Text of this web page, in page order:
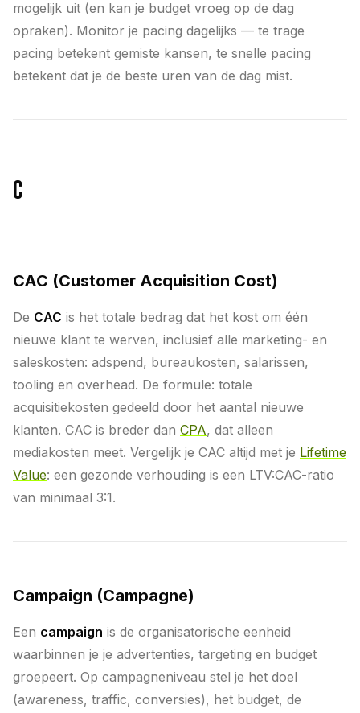
mogelijk uit (en kan je budget vroeg op de dag
opraken). Monitor je pacing dagelijks — te trage
pacing betekent gemiste kansen, te snelle pacing
betekent dat je de beste uren van de dag mist.
C
CAC (Customer Acquisition Cost)
De CAC is het totale bedrag dat het kost om één
nieuwe klant te werven, inclusief alle marketing- en
saleskosten: adspend, bureaukosten, salarissen,
tooling en overhead. De formule: totale
acquisitiekosten gedeeld door het aantal nieuwe
klanten. CAC is breder dan CPA, dat alleen
mediakosten meet. Vergelijk je CAC altijd met je Lifetime
Value: een gezonde verhouding is een LTV:CAC-ratio
van minimaal 3:1.
Campaign (Campagne)
Een campaign is de organisatorische eenheid
waarbinnen je je advertenties, targeting en budget
groepeert. Op campagneniveau stel je het doel
(awareness, traffic, conversies), het budget, de